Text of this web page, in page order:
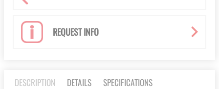
REQUEST INFO
DESCRIPTION DETAILS SPECIFICATIONS